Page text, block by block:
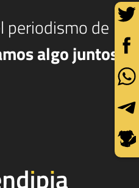
periodismo de
algo juntos.